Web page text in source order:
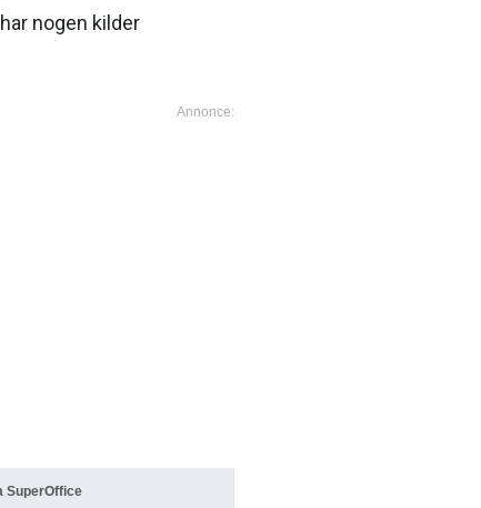
SuperOffice
nogen kilder